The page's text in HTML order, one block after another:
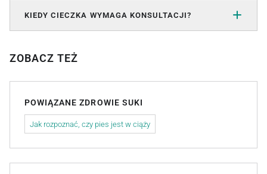
KIEDY CIECZKA WYMAGA KONSULTACJI?
ZOBACZ TEŻ
POWIĄZANE ZDROWIE SUKI
Jak rozpoznać, czy pies jest w ciąży